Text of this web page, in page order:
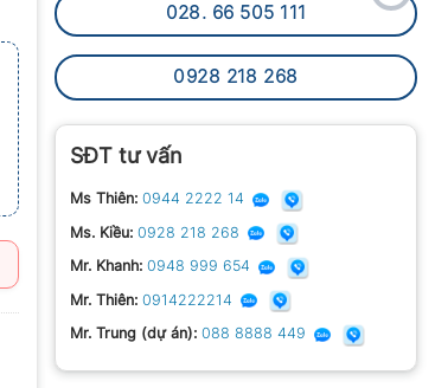
028. 66 505 111
0928 218 268
SĐT tư vấn
Ms Thiên: 0944 2222 14
Ms. Kiều: 0928 218 268
Mr. Khanh: 0948 999 654
Mr. Thiên: 0914222214
Mr. Trung (dự án): 088 8888 449